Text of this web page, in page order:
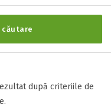
după criteriile de